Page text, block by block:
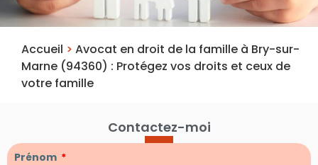
Accueil > Avocat en droit de la famille à Bry-sur-
Marne (94360) : Protégez vos droits et ceux de
votre famille
Contactez-moi
Prénom